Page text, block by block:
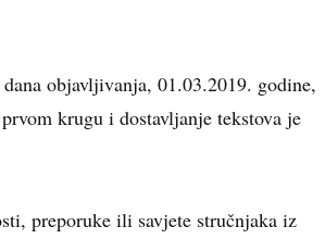
objavljivanja, 01.03.2019. godine,
krugu i dostavljanje tekstova je
preporuke ili savjete stručnjaka iz